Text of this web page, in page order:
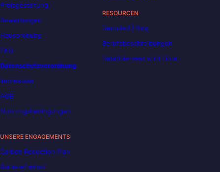
Preisgestaltung
Bewertungen
Hausordnung
FAQ
Datenschutzverordnung
Impressum
AGB
Nutzungsbedingungen
RESOURCEN
Decoded | Blog
Berufsbeschreibungen
DataScientest wird Liora
UNSERE ENGAGEMENTS
Carbon Reduction Plan
Barrierefreiheit